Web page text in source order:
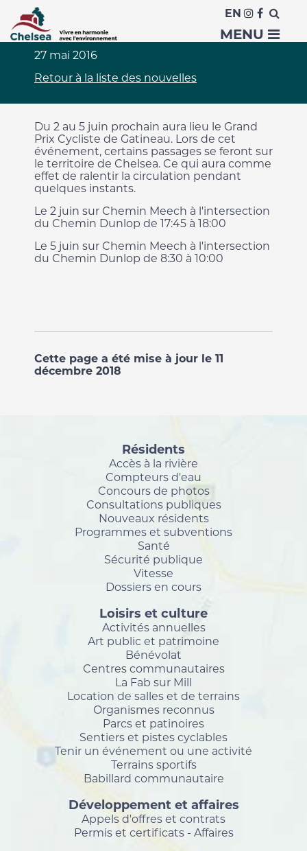
EN
MENU
Le Grand Prix Cycliste !
27 mai 2016
Retour à la liste des nouvelles
Du 2 au 5 juin prochain aura lieu le Grand
Prix Cycliste de Gatineau. Lors de cet
événement, certains passages se feront sur
le territoire de Chelsea. Ce qui aura comme
effet de ralentir la circulation pendant
quelques instants.
Le 2 juin sur Chemin Meech à l'intersection
du Chemin Dunlop de 17:45 à 18:00
Le 5 juin sur Chemin Meech à l'intersection
du Chemin Dunlop de 8:30 à 10:00
Cette page a été mise à jour le 11
décembre 2018
Résidents
Accès à la rivière
Compteurs d'eau
Concours de photos
Consultations publiques
Nouveaux résidents
Programmes et subventions
Santé
Sécurité publique
Vitesse
Dossiers en cours
Loisirs et culture
Activités annuelles
Art public et patrimoine
Bénévolat
Centres communautaires
La Fab sur Mill
Location de salles et de terrains
Organismes reconnus
Parcs et patinoires
Sentiers et pistes cyclables
Tenir un événement ou une activité
Terrains sportifs
Babillard communautaire
Développement et affaires
Appels d'offres et contrats
Permis et certificats - Affaires